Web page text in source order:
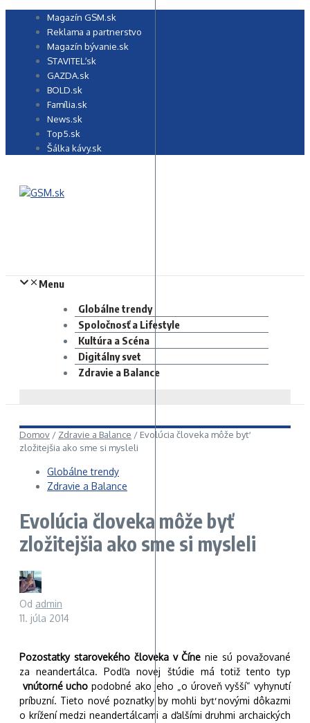
Preskočiť Magazín GSM.sk
Reklama a partnerstvo
Magazín bývanie.sk
STAVITEĽ.sk
GAZDA.sk
BOLD.sk
Família.sk
News.sk
Top5.sk
Šálka kávy.sk
Menu
Globálne trendy
Spoločnosť a Lifestyle
Kultúra a Scéna
Digitálny svet
Zdravie a Balance
Domov / Zdravie a Balance / Evolúcia človeka môže byť
zložitejšia ako sme si mysleli
Globálne trendy
Zdravie a Balance
Evolúcia človeka môže byť
zložitejšia ako sme si mysleli
Od admin
11. júla 2014
Pozostatky starovekého človeka v Číne nie sú považované
za neandertálca. Podľa novej štúdie má totiž tento typ
vnútorné ucho podobné ako jeho „o úroveň vyšší“ vyhynutí
príbuzní. Tieto nové poznatky by mohli byť novými dôkazmi
o krížení medzi neandertálcami a ďalšími druhmi archaických